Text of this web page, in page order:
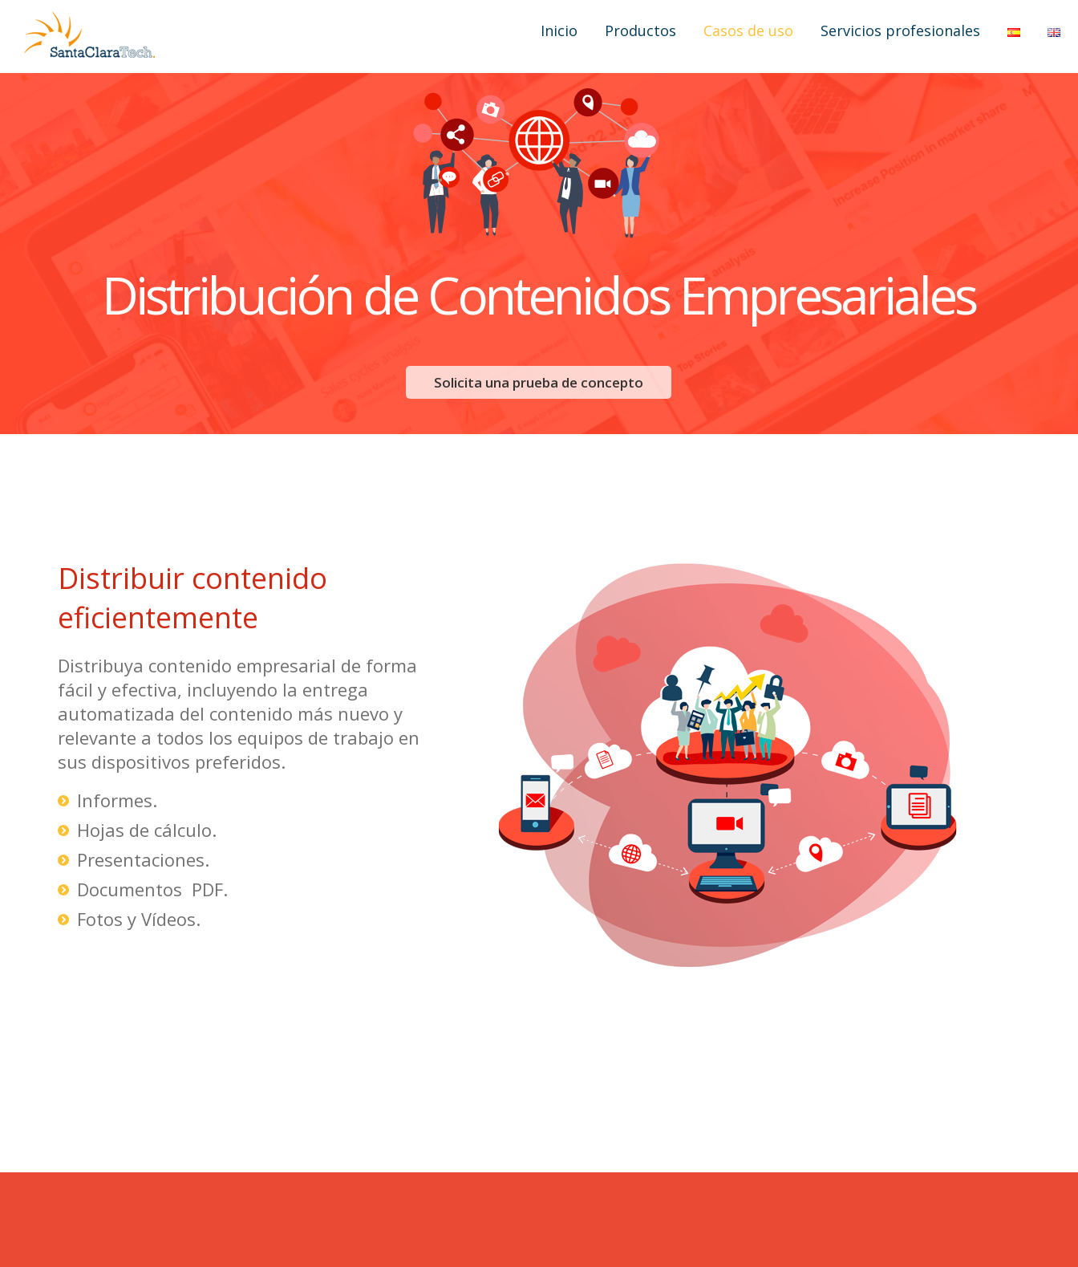
Inicio Productos Casos de uso Servicios profesionales
Distribución de Contenidos Empresariales
Solicita una prueba de concepto
Distribuir contenido
eficientemente
Distribuya contenido empresarial de forma
fácil y efectiva, incluyendo la entrega
automatizada del contenido más nuevo y
relevante a todos los equipos de trabajo en
sus dispositivos preferidos.
Informes.
Hojas de cálculo.
Presentaciones.
Documentos PDF.
Fotos y Vídeos.